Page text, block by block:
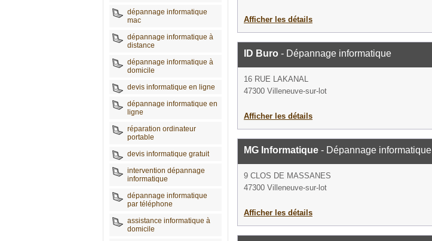
dépannage informatique
mac
dépannage informatique à
distance
dépannage informatique à
domicile
devis informatique en ligne
dépannage informatique en
ligne
réparation ordinateur
portable
devis informatique gratuit
intervention dépannage
informatique
dépannage informatique
par téléphone
assistance informatique à
domicile
Afficher les détails
ID Buro - Dépannage informatique
16 RUE LAKANAL
47300 Villeneuve-sur-lot
Afficher les détails
MG Informatique - Dépannage informatique
9 CLOS DE MASSANES
47300 Villeneuve-sur-lot
Afficher les détails